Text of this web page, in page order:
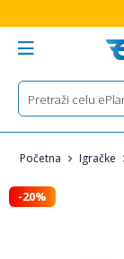
Početna Igračke
-20%